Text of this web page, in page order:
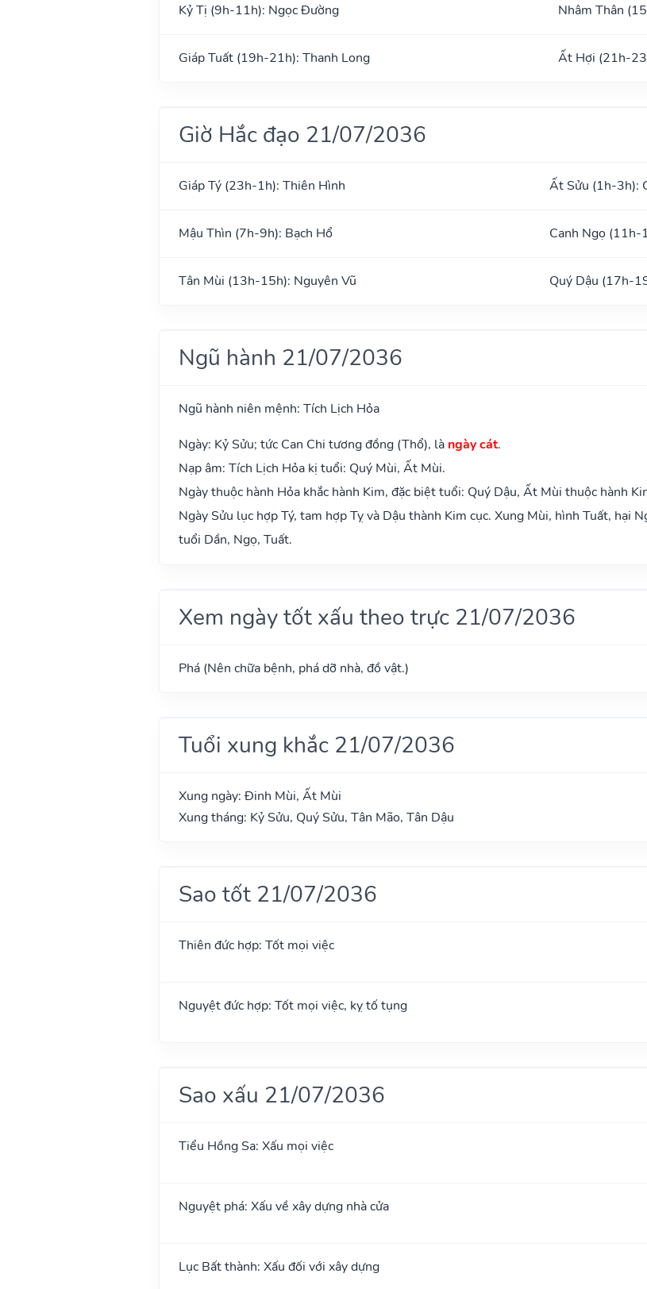
Kỷ Tị (9h-11h): Ngọc Đường Nhâm Thân
Giáp Tuất (19h-21h): Thanh Long Ất Hợi (21h-
Giờ Hắc đạo 21/07/2036
Giáp Tý (23h-1h): Thiên Hình Ất Sửu (1h-3h):
Mậu Thìn (7h-9h): Bạch Hổ Canh Ngọ (11h-
Tân Mùi (13h-15h): Nguyên Vũ Quý Dậu (17h-
Ngũ hành 21/07/2036
Ngũ hành niên mệnh: Tích Lịch Hỏa
Ngày: Kỷ Sửu; tức Can Chi tương đồng (Thổ), là ngày cát.
Nạp âm: Tích Lịch Hỏa kị tuổi: Quý Mùi, Ất Mùi.
Ngày thuộc hành Hỏa khắc hành Kim, đặc biệt tuổi: Quý Dậu, Ất Mùi thuộc hành
Ngày Sửu lục hợp Tý, tam hợp Tỵ và Dậu thành Kim cục. Xung Mùi, hình Tuất, hại
tuổi Dần, Ngọ, Tuất.
Xem ngày tốt xấu theo trực 21/07/2036
Phá (Nên chữa bệnh, phá dỡ nhà, đồ vật.)
Tuổi xung khắc 21/07/2036
Xung ngày: Đinh Mùi, Ất Mùi
Xung tháng: Kỷ Sửu, Quý Sửu, Tân Mão, Tân Dậu
Sao tốt 21/07/2036
Thiên đức hợp: Tốt mọi việc
Nguyệt đức hợp: Tốt mọi việc, kỵ tố tụng
Sao xấu 21/07/2036
Tiểu Hồng Sa: Xấu mọi việc
Nguyệt phá: Xấu về xây dựng nhà cửa
Lục Bất thành: Xấu đối với xây dựng